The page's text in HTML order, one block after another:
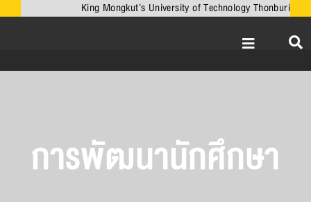
King Mongkut’s University of Technology Thonburi
Toggle
Navigation
หน้าหลัก
งานวิจัยและนวั
การพัฒนานักศึกษา